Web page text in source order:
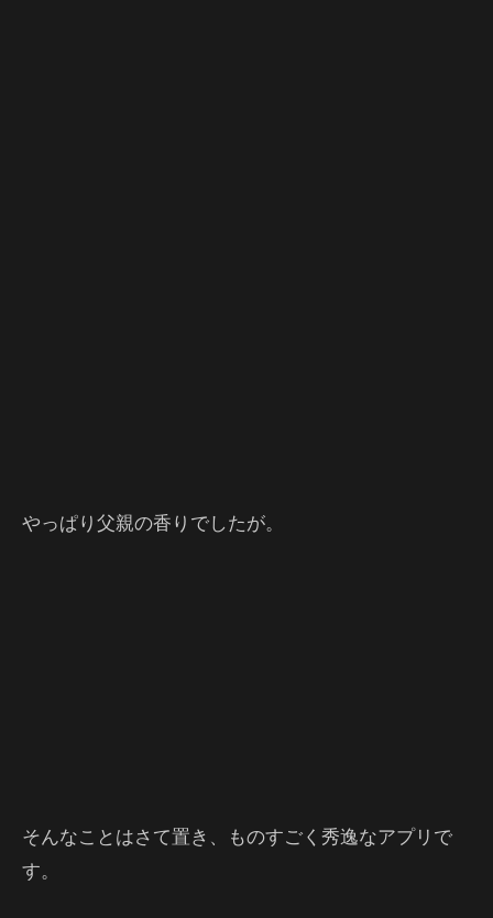
やっぱり父親の香りでしたが。
そんなことはさて置き、ものすごく秀逸なアプリで
す。